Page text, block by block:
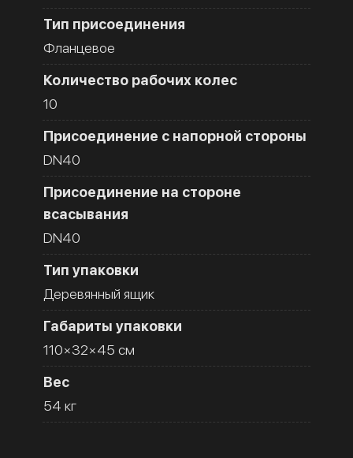
Тип присоединения
Фланцевое
Количество рабочих колес
10
Присоединение с напорной стороны
DN40
Присоединение на стороне
всасывания
DN40
Тип упаковки
Деревянный ящик
Габариты упаковки
110×32×45 см
Вес
54 кг